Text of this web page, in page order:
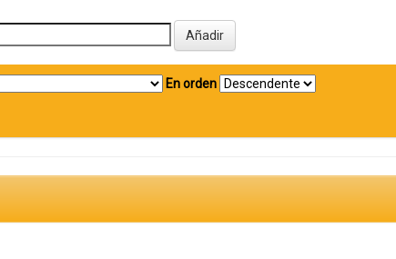
En orden